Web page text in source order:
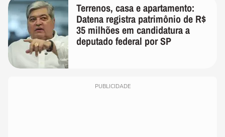
Terrenos, casa e apartamento:
Datena registra patrimônio de R$
35 milhões em candidatura a
deputado federal por SP
PUBLICIDADE